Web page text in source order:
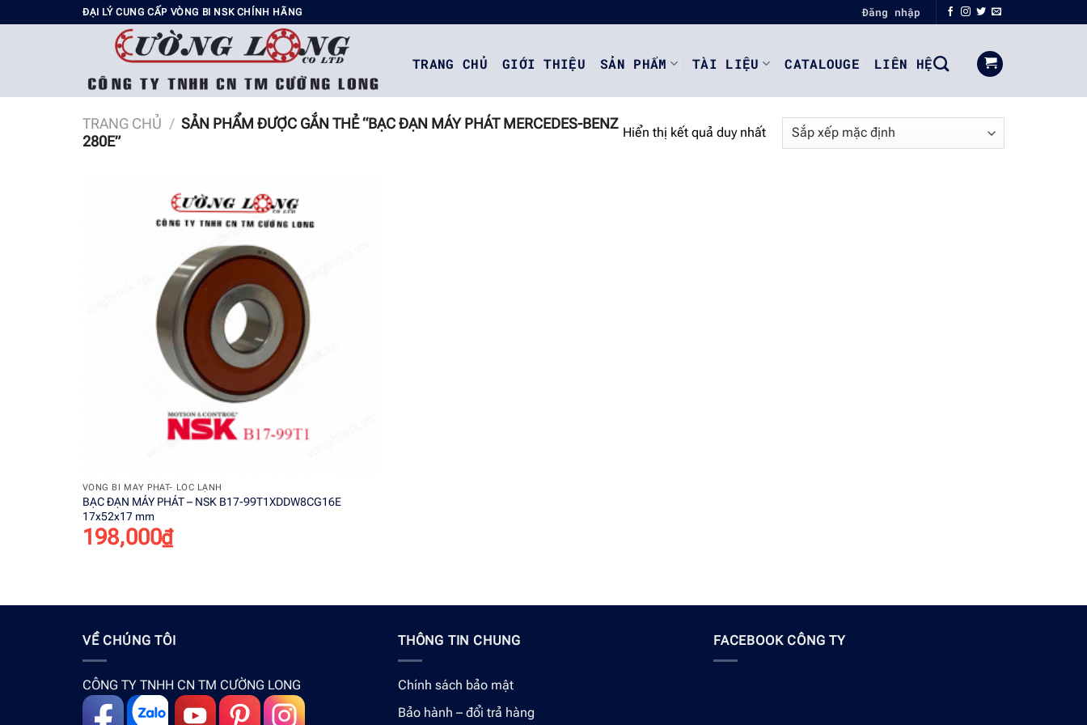
đến
ĐẠI LÝ CUNG CẤP VÒNG BI NSK CHÍNH HÃNG Đăng nhập
TRANG CHỦ GIỚI THIỆU SẢN PHẨM TÀI LIỆU CATALOUGE LIÊN HỆ
TRANG CHỦ / SẢN PHẨM ĐƯỢC GẮN THẺ “BẠC ĐẠN MÁY PHÁT MERCEDES-BENZ
280E”
Hiển thị kết quả duy nhất
VÒNG BI MÁY PHÁT- LỐC LẠNH
BẠC ĐẠN MÁY PHÁT – NSK B17-99T1XDDW8CG16E
17x52x17 mm
198,000₫
VỀ CHÚNG TÔI
CÔNG TY TNHH CN TM CƯỜNG LONG
THÔNG TIN CHUNG
Chính sách bảo mật
Bảo hành – đổi trả hàng
FACEBOOK CÔNG TY